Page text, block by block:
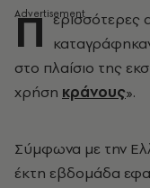
Π ερισσότερες
στο πλαίσιο της
χρήση κράνους».
Σύμφωνα με την
έκτη εβδομάδα